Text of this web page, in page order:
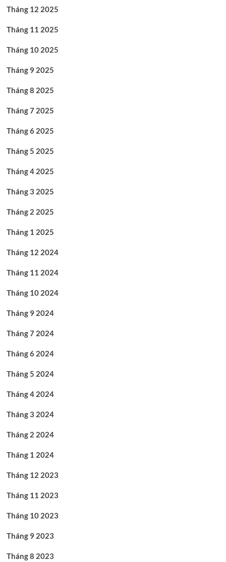
Tháng 12 2025
Tháng 11 2025
Tháng 10 2025
Tháng 9 2025
Tháng 8 2025
Tháng 7 2025
Tháng 6 2025
Tháng 5 2025
Tháng 4 2025
Tháng 3 2025
Tháng 2 2025
Tháng 1 2025
Tháng 12 2024
Tháng 11 2024
Tháng 10 2024
Tháng 9 2024
Tháng 7 2024
Tháng 6 2024
Tháng 5 2024
Tháng 4 2024
Tháng 3 2024
Tháng 2 2024
Tháng 1 2024
Tháng 12 2023
Tháng 11 2023
Tháng 10 2023
Tháng 9 2023
Tháng 8 2023